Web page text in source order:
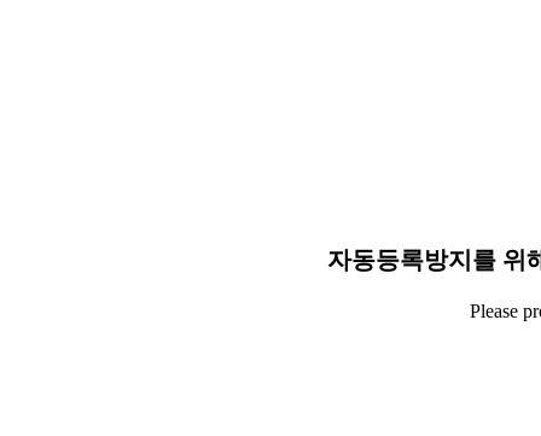
자동등록방지를 위
Please